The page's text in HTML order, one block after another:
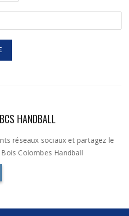
HANDBALL
réseaux sociaux et partagez le
Colombes Handball